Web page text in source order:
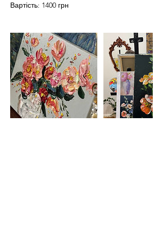
Вартість: 1400 грн